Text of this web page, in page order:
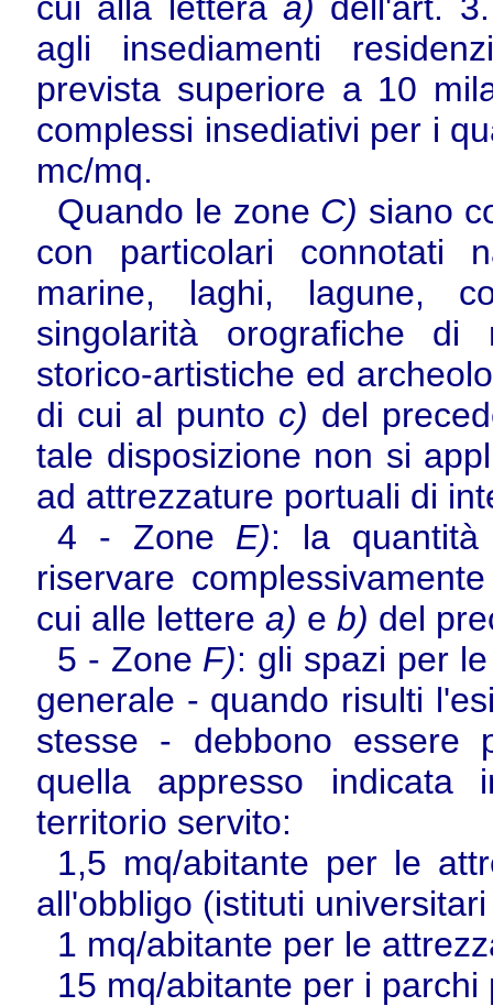
agli insediamenti
prevista superiore a 10
complessi insediativi per i
mc/mq.
Quando le zone C) siano
con particolari connotati
marine, laghi, lagune,
singolarità orografiche di
storico-artistiche ed
di cui al punto c) del
tale disposizione non si
ad attrezzature portuali di
4 - Zone E): la
riservare
cui alle lettere a) e b) del
5 - Zone F): gli spazi per
generale - quando risulti
stesse - debbono essere
quella appresso indicata
territorio servito:
1,5 mq/abitante per le
all'obbligo (istituti
1 mq/abitante per le
15 mq/abitante per i